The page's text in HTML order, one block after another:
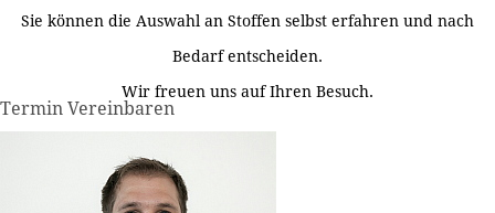
Sie können die Auswahl an Stoffen selbst erfahren und nach
Bedarf entscheiden.
Wir freuen uns auf Ihren Besuch.
Termin Vereinbaren